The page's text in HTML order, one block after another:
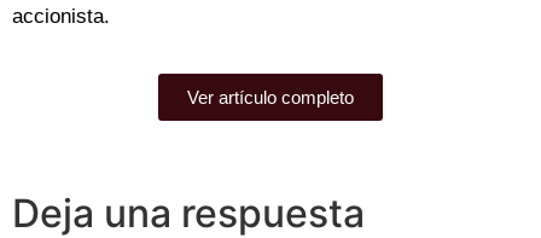
accionista.
Ver artículo completo
Deja una respuesta